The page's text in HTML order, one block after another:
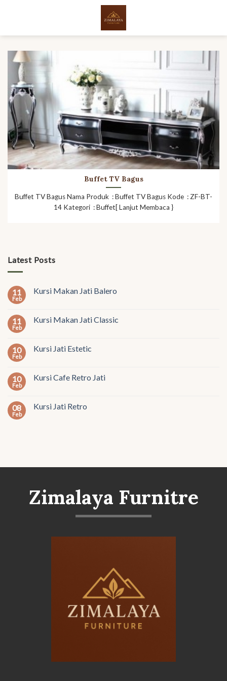
Latest Posts
11
Feb
Kursi Makan Jati Balero
11
Feb
Kursi Makan Jati Classic
10
Feb
Kursi Jati Estetic
10
Feb
Kursi Cafe Retro Jati
08
Feb
Kursi Jati Retro
Buffet TV Bagus
Buffet TV Bagus Nama Produk : Buffet TV Bagus Kode : ZF-BT-
14 Kategori : Buffet[ Lanjut Membaca }
Zimalaya Furnitre